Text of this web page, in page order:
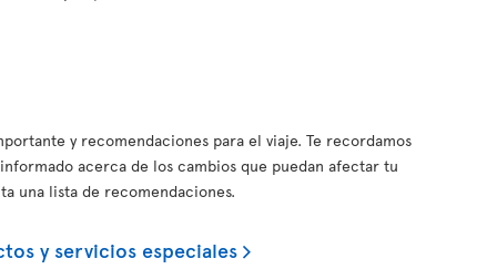
y recomendaciones para el viaje. Te recordamos
acerca de los cambios que puedan afectar tu
una lista de recomendaciones.
y servicios especiales